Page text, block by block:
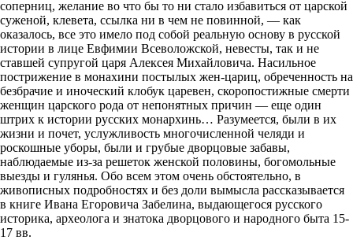
соперниц, желание во что бы то ни стало избавиться от царской
суженой, клевета, ссылка ни в чем не повинной, — как
оказалось, все это имело под собой реальную основу в русской
истории в лице Евфимии Всеволожской, невесты, так и не
ставшей супругой царя Алексея Михайловича. Насильное
пострижение в монахини постылых жен-цариц, обреченность на
безбрачие и иноческий клобук царевен, скоропостижные смерти
женщин царского рода от непонятных причин — еще один
штрих к истории русских монархинь… Разумеется, были в их
жизни и почет, услужливость многочисленной челяди и
роскошные уборы, были и грубые дворцовые забавы,
наблюдаемые из-за решеток женской половины, богомольные
выезды и гулянья. Обо всем этом очень обстоятельно, в
живописных подробностях и без доли вымысла рассказывается
в книге Ивана Егоровича Забелина, выдающегося русского
историка, археолога и знатока дворцового и народного быта 15-
17 вв.